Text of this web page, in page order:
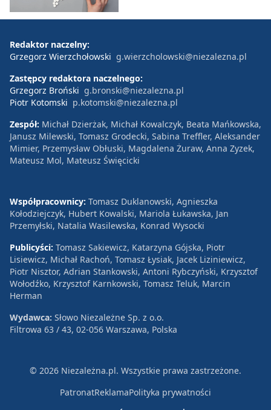
Redaktor naczelny:
Grzegorz Wierzchołowski g.wierzcholowski@niezalezna.pl
Zastępcy redaktora naczelnego:
Grzegorz Broński g.bronski@niezalezna.pl
Piotr Kotomski p.kotomski@niezalezna.pl
Zespół: Michał Dzierżak, Michał Kowalczyk, Beata Mańkowska,
Janusz Milewski, Tomasz Grodecki, Sabina Treffler, Aleksander
Mimier, Przemysław Obłuski, Magdalena Żuraw, Anna Zyzek,
Mateusz Mol, Mateusz Święcicki
Współpracownicy: Tomasz Duklanowski, Agnieszka
Kołodziejczyk, Hubert Kowalski, Mariola Łukawska, Jan
Przemyłski, Natalia Wasilewska, Konrad Wysocki
Publicyści: Tomasz Sakiewicz, Katarzyna Gójska, Piotr
Lisiewicz, Michał Rachoń, Tomasz Łysiak, Jacek Liziniewicz,
Piotr Nisztor, Adrian Stankowski, Antoni Rybczyński, Krzysztof
Wołodźko, Krzysztof Karnkowski, Tomasz Teluk, Marcin
Herman
Wydawca: Słowo Niezależne Sp. z o.o.
Filtrowa 63 / 43, 02-056 Warszawa, Polska
© 2026 Niezależna.pl. Wszystkie prawa zastrzeżone.
PatronatReklamaPolityka prywatności